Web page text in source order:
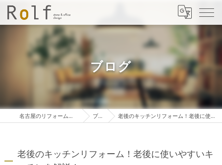
ブログ
名古屋のリフォームは株式会社ロルフ ブログ 老後のキッチンリフォーム！老後に使いやすいキッチンを解説！
老後のキッチンリフォーム！老後に使いやすいキ